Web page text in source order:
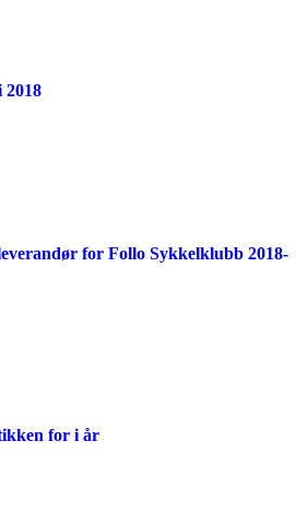
2018
for Follo Sykkelklubb 2018-
for i år